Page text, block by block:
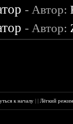
- Автор:
- Автор:
к началу ||Лёгкий